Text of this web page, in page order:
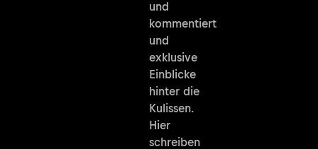
und
kommentiert
und
exklusive
Einblicke
hinter die
Kulissen.
Hier
schreiben